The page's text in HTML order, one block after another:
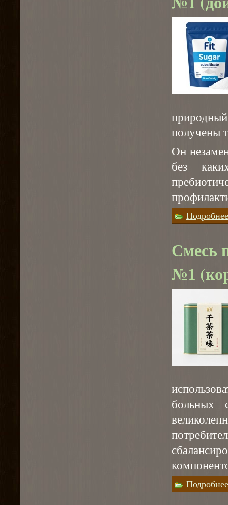
получены
Он
без
Подробнее
Смесь
№1
больных
Подробнее